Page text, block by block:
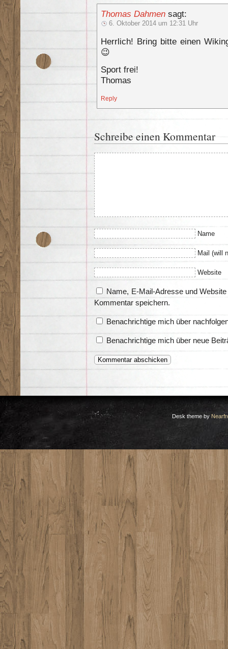
Thomas Dahmen sagt:
6. Oktober 2014 um 12:31 Uhr
Herrlich! Bring bitte einen
😉
Sport frei!
Thomas
Reply
Schreibe einen Kommentar
Name
Mail (will
Website
Name, E-Mail-Adresse und
Kommentar speichern.
Benachrichtige mich über
Benachrichtige mich über neue
Desk theme by